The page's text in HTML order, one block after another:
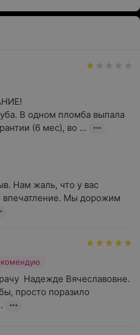
камерой (по
(зубной пасты и щетки)
В одном пломба выпала
(6 мес), во ...
Нам жаль, что у вас
впечатление. Мы дорожим
Надежде Вячеславовне.
просто поразило